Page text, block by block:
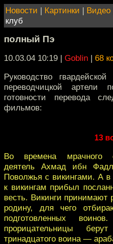
Новости | Картинки | Видео
клуб
полный Пэ
10.03.04 10:19 | Goblin | 68
Руководство
переводчицкой
готовности перевода
фильмов:
13
Во времена мрачного
деятель Ахмад ибн
Поволжья с викингами. А
к викингам прибыл
весть. Викинги принимают
родину, для чего
подготовленных
прорицательницы
тринадцатого воина —